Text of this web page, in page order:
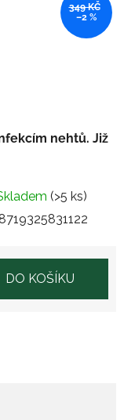
nehtů. Již
(>5 ks)
DO KOŠÍKU
349 KČ
–2 %